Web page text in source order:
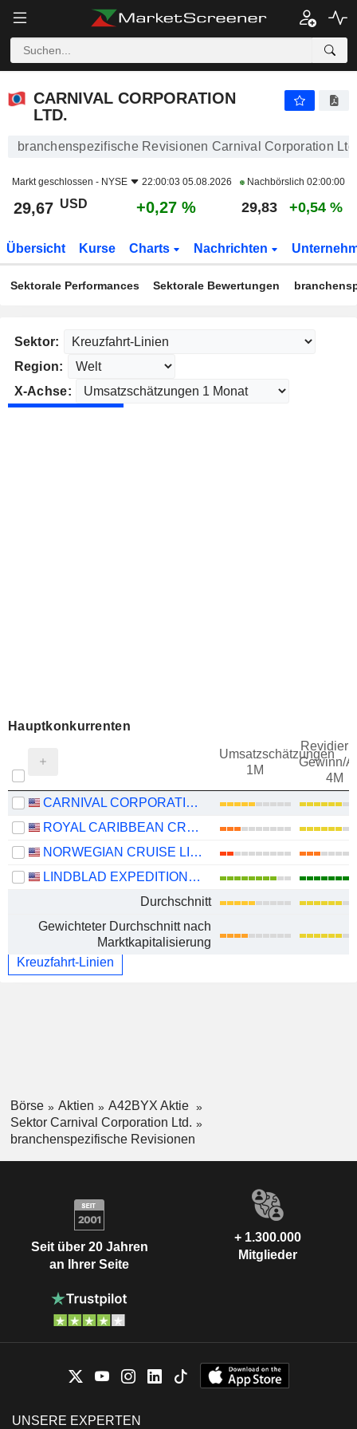
CARNIVAL CORPORATION
LTD.
branchenspezifische Revisionen Carnival Corporation
Markt geschlossen - NYSE 22:00:03 05.08.2026 Nachbörslich 02:00:00
29,67 USD +0,27 % 29,83 +0,54 %
Übersicht Kurse Charts Nachrichten
Sektorale Performances Sektorale Bewertungen
Sektor:
Region:
X-Achse:
Hauptkonkurrenten
Umsatzschätzungen
1M
Gewinn/
4M
CARNIVAL CORPORATION LTD.
ROYAL CARIBBEAN CRUISES LTD.
NORWEGIAN CRUISE LINE HOLDINGS LTD.
LINDBLAD EXPEDITIONS HOLDINGS, INC.
Durchschnitt
Gewichteter Durchschnitt nach
Marktkapitalisierung
Kreuzfahrt-Linien
Börse Aktien
A42BYX Aktie
Sektor Carnival Corporation Ltd.
branchenspezifische Revisionen
Seit über 20 Jahren
an Ihrer Seite
+ 1.300.000
Mitglieder
UNSERE EXPERTEN